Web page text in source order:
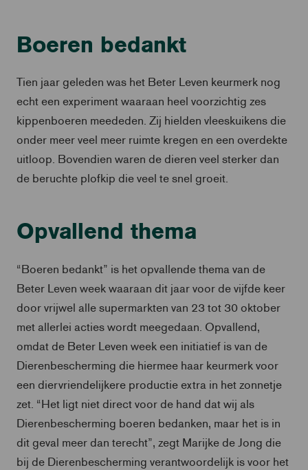
Boeren bedankt
Tien jaar geleden was het Beter Leven keurmerk nog
echt een experiment waaraan heel voorzichtig zes
kippenboeren meededen. Zij hielden vleeskuikens die
onder meer veel meer ruimte kregen en een overdekte
uitloop. Bovendien waren de dieren veel sterker dan
de beruchte plofkip die veel te snel groeit.
Opvallend thema
“Boeren bedankt” is het opvallende thema van de
Beter Leven week waaraan dit jaar voor de vijfde keer
door vrijwel alle supermarkten van 23 tot 30 oktober
met allerlei acties wordt meegedaan. Opvallend,
omdat de Beter Leven week een initiatief is van de
Dierenbescherming die hiermee haar keurmerk voor
een diervriendelijkere productie extra in het zonnetje
zet. “Het ligt niet direct voor de hand dat wij als
Dierenbescherming boeren bedanken, maar het is in
dit geval meer dan terecht”, zegt Marijke de Jong die
bij de Dierenbescherming verantwoordelijk is voor het